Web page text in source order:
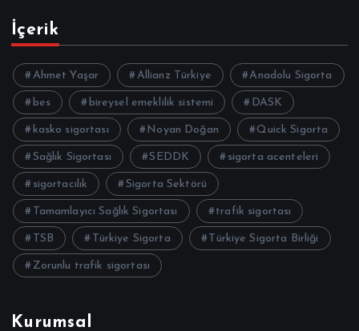
İçerik
Ahmet Yaşar Allianz Türkiye Anadolu Sigorta
bes bireysel emeklilik sistemi DASK
kasko sigortası Noyan Doğan Quick Sigorta
Sağlık Sigortası SEDDK sigorta acenteleri
sigortacılık Sigorta Sektörü
Tamamlayıcı Sağlık Sigortası trafik sigortası
TSB Türkiye Sigorta Türkiye Sigorta Birliği
Zorunlu trafik sigortası
Kurumsal